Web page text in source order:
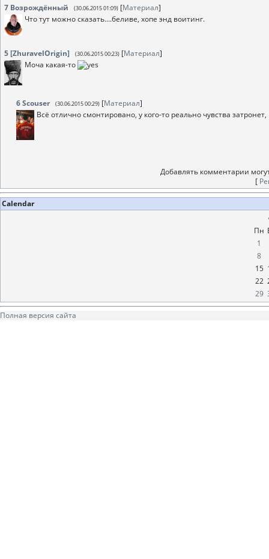
7 Возрождённый (30.06.2015 01:09) [Материал]
Что тут можно сказать....беливе, хопе энд воитинг.
5[ZhuravelOrigin] (30.06.2015 00:23) [Материал]
Моча какая-то
6Scouser (30.06.2015 00:29) [Материал]
Всё отлично смонтировано, у кого-то реально чувства
Добавлять комментарии
[
Calendar
Пн
1
8
15
22
29
Полная версия сайта